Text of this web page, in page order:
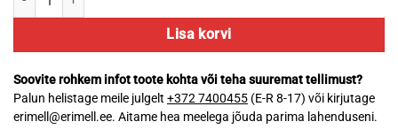
Lisa korvi
Soovite rohkem infot toote kohta või teha suuremat tellimust?
Palun helistage meile julgelt +372 7400455 (E-R 8-17) või kirjutage
erimell@erimell.ee. Aitame hea meelega jõuda parima lahenduseni.